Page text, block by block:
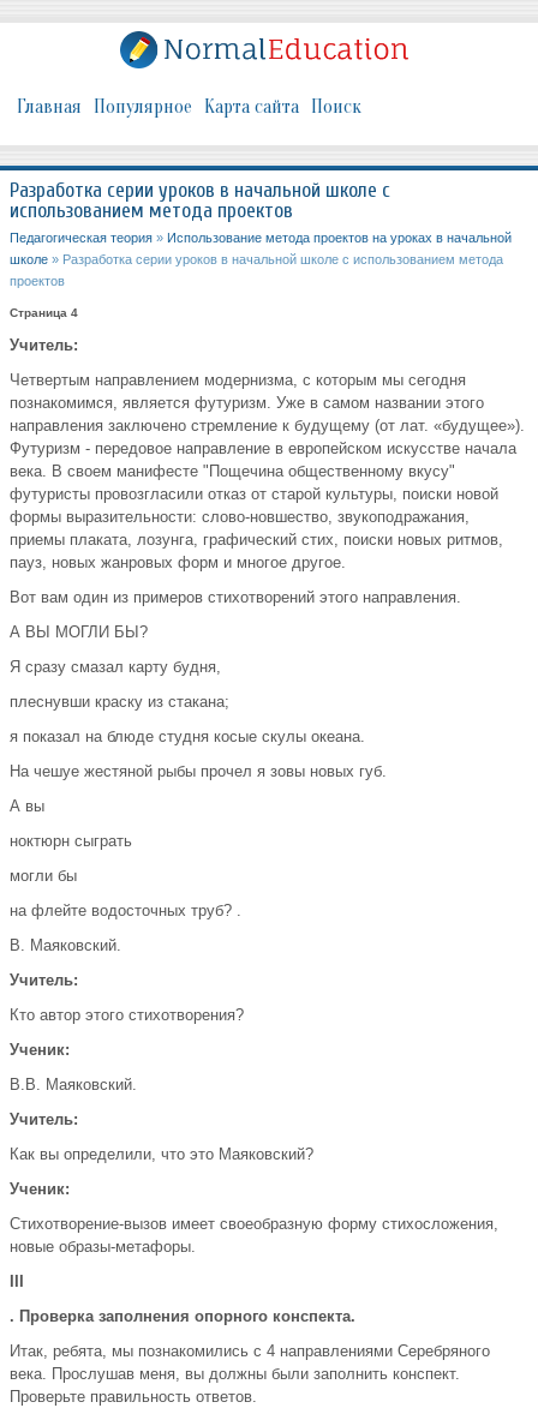
Главная Популярное Карта сайта Поиск
Разработка серии уроков в начальной школе с
использованием метода проектов
Педагогическая теория » Использование метода проектов на уроках в начальной
школе » Разработка серии уроков в начальной школе с использованием метода
проектов
Страница 4
Учитель:
Четвертым направлением модернизма, с которым мы сегодня
познакомимся, является футуризм. Уже в самом названии этого
направления заключено стремление к будущему (от лат. «будущее»).
Футуризм - передовое направление в европейском искусстве начала
века. В своем манифесте "Пощечина общественному вкусу"
футуристы провозгласили отказ от старой культуры, поиски новой
формы выразительности: слово-новшество, звукоподражания,
приемы плаката, лозунга, графический стих, поиски новых ритмов,
пауз, новых жанровых форм и многое другое.
Вот вам один из примеров стихотворений этого направления.
А ВЫ МОГЛИ БЫ?
Я сразу смазал карту будня,
плеснувши краску из стакана;
я показал на блюде студня косые скулы океана.
На чешуе жестяной рыбы прочел я зовы новых губ.
А вы
ноктюрн сыграть
могли бы
на флейте водосточных труб? .
В. Маяковский.
Учитель:
Кто автор этого стихотворения?
Ученик:
В.В. Маяковский.
Учитель:
Как вы определили, что это Маяковский?
Ученик:
Стихотворение-вызов имеет своеобразную форму стихосложения,
новые образы-метафоры.
. Проверка заполнения опорного конспекта.
Итак, ребята, мы познакомились с 4 направлениями Серебряного
века. Прослушав меня, вы должны были заполнить конспект.
Проверьте правильность ответов.